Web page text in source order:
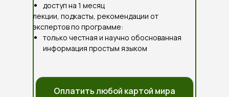
Оплатить любой картой мира
доступ на 1 месяц
лекции, подкасты, рекомендации от
экспертов по программе:
только честная и научно обоснованная
информация простым языком